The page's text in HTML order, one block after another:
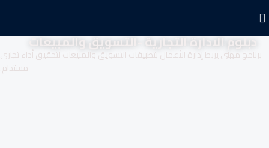
دبلوم الادارة التجارية -التسويق والمبيعات
برنامج مهني يربط إدارة الأعمال بتطبيقات التسويق والمبيعات لتحقيق أداء تجاري
مستدام.